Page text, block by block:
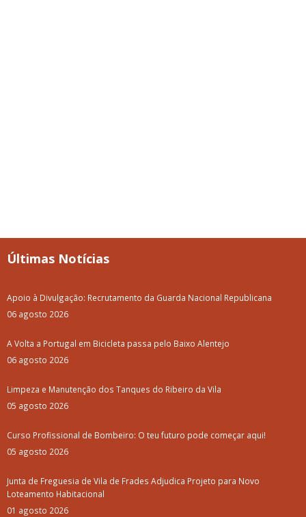
Últimas Notícias
Apoio à Divulgação: Recrutamento da Guarda Nacional Republicana
06 agosto 2026
A Volta a Portugal em Bicicleta passa pelo Baixo Alentejo
06 agosto 2026
Limpeza e Manutenção dos Tanques do Ribeiro da Vila
05 agosto 2026
Curso Profissional de Bombeiro: O teu futuro pode começar aqui!
05 agosto 2026
Junta de Freguesia de Vila de Frades Adjudica Projeto para Novo
Loteamento Habitacional
01 agosto 2026